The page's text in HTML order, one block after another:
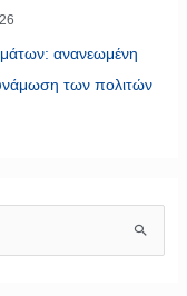
ανανεωμένη
των πολιτών